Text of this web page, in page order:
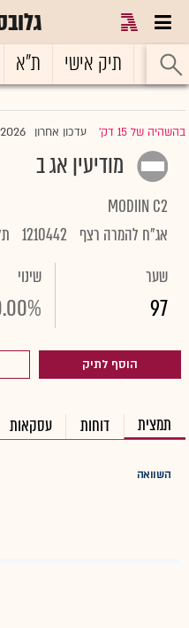
ראשי תיק אישי ת"א
בהשהיה של 15 דק' |עדכון אחרון
מודיעין אג ב
MODIIN C2
אג"ח להמרה רצף 1210442
שער
97
שינוי
הוסף לתיק
תמצית דוחות עסקאות
השוואה